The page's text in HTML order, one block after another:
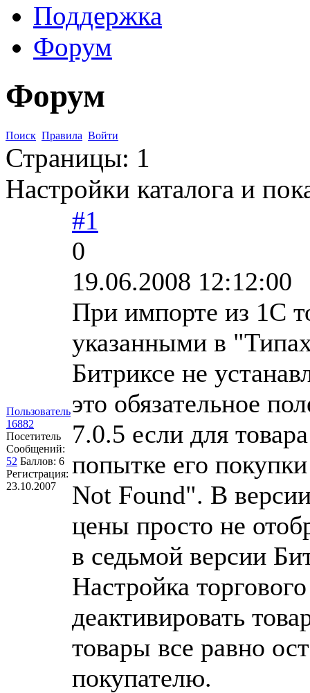
Поддержка
Форум
Форум
Поиск Правила Войти
Страницы: 1
Настройки каталога и
Пользователь
16882
Посетитель
Сообщений:
52 Баллов: 6
Регистрация:
23.10.2007
#1
0
19.06.2008 12:12:00
При импорте из 1С
указанными в
Битриксе не
это обязательное
7.0.5 если для
попытке его
Not Found". В
цены просто не
в седьмой версии
Настройка
деактивировать
товары все равно
покупателю.